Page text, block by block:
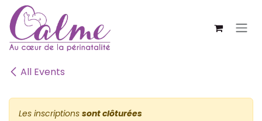
SE RENDRE AU CONTENU
All Events
Les inscriptions sont clôturées